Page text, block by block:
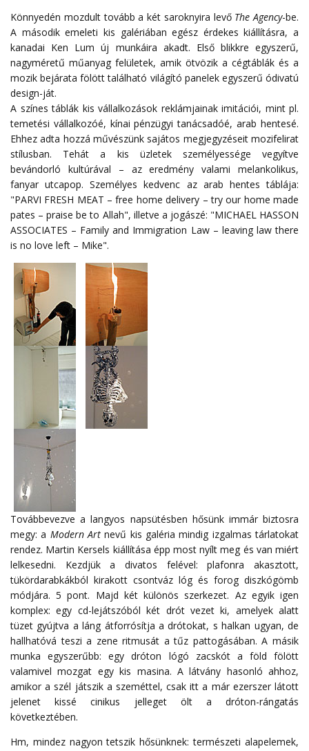
Könnyedén mozdult tovább a két saroknyira levő The Agency-be.
A második emeleti kis galériában egész érdekes kiállításra, a
kanadai Ken Lum új munkáira akadt. Első blikkre egyszerű,
nagyméretű műanyag felületek, amik ötvözik a cégtáblák és a
mozik bejárata fölött található világító panelek egyszerű ódivatú
design-ját.
A színes táblák kis vállalkozások reklámjainak imitációi, mint pl.
temetési vállalkozóé, kínai pénzügyi tanácsadóé, arab hentesé.
Ehhez adta hozzá művészünk sajátos megjegyzéseit mozifelirat
stílusban. Tehát a kis üzletek személyessége vegyítve
bevándorló kultúrával – az eredmény valami melankolikus,
fanyar utcapop. Személyes kedvenc az arab hentes táblája:
"PARVI FRESH MEAT – free home delivery – try our home made
pates – praise be to Allah", illetve a jogászé: "MICHAEL HASSON
ASSOCIATES – Family and Immigration Law – leaving law there
is no love left – Mike".
Továbbevezve a langyos napsütésben hősünk immár biztosra
megy: a Modern Artnevű kis galéria mindig izgalmas tárlatokat
rendez. Martin Kersels kiállítása épp most nyílt meg és van miért
lelkesedni. Kezdjük a divatos felével: plafonra akasztott,
tükördarabkákból kirakott csontváz lóg és forog diszkógömb
módjára. 5 pont. Majd két különös szerkezet. Az egyik igen
komplex: egy cd-lejátszóból két drót vezet ki, amelyek alatt
tüzet gyújtva a láng átforrósítja a drótokat, s halkan ugyan, de
hallhatóvá teszi a zene ritmusát a tűz pattogásában. A másik
munka egyszerűbb: egy dróton lógó zacskót a föld fölött
valamivel mozgat egy kis masina. A látvány hasonló ahhoz,
amikor a szél játszik a szeméttel, csak itt a már ezerszer látott
jelenet kissé cinikus jelleget ölt a dróton-rángatás
következtében.
Hm, mindez nagyon tetszik hősünknek: természeti alapelemek,